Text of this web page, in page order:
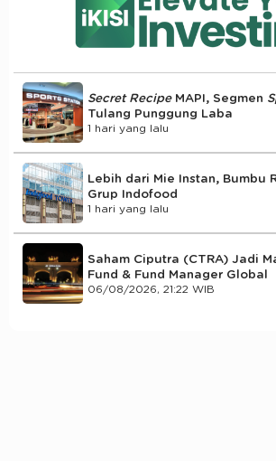
Secret RecipeMAPI, Segmen
Tulang Punggung Laba
1 hari yang lalu
Lebih dari Mie Instan, Bumbu
Grup Indofood
1 hari yang lalu
Saham Ciputra (CTRA) Jadi
Fund & Fund Manager Global
06/08/2026, 21:22 WIB